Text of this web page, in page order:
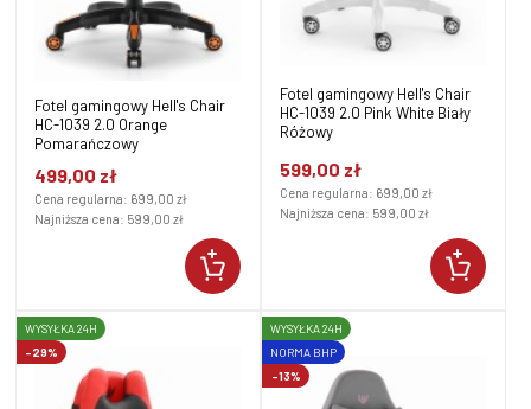
Fotel gamingowy Hell's Chair
HC-1039 2.0 Orange
Pomarańczowy
499,00 zł
Cena regularna: 699,00 zł
Najniższa cena: 599,00 zł
Fotel gamingowy Hell's Chair
HC-1039 2.0 Pink White Biały
Różowy
599,00 zł
Cena regularna: 699,00 zł
Najniższa cena: 599,00 zł
-29%
WYSYŁKA 24H
-13%
WYSYŁKA 24H
NORMA BHP